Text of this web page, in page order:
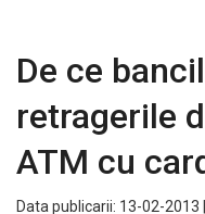
De ce
retragerile
ATM cu
Data publicarii: 13-02-2013 |